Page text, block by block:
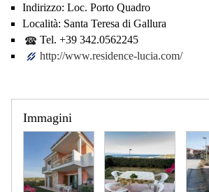
Indirizzo: Loc. Porto Quadro
Località: Santa Teresa di Gallura
Tel. +39 342.0562245
http://www.residence-lucia.com/
Immagini